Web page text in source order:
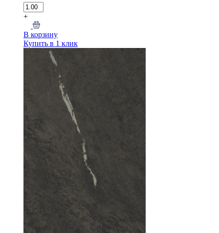
+
В корзину
Купить в 1 клик